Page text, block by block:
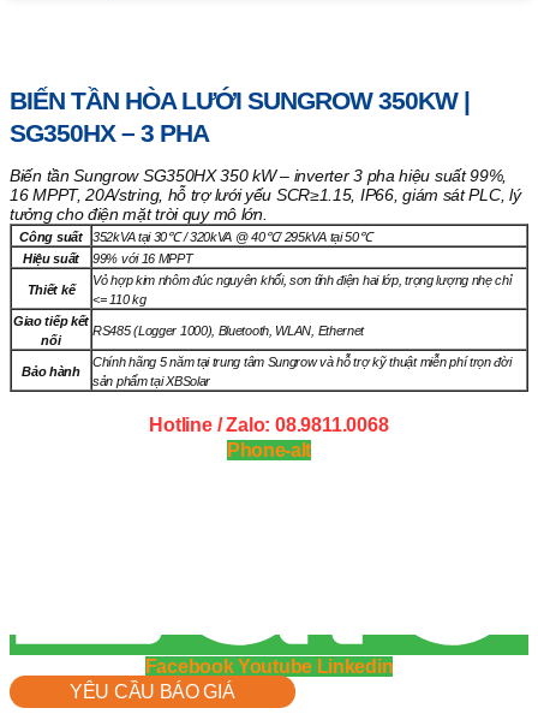
BIẾN TẦN HÒA LƯỚI SUNGROW 350KW |
SG350HX – 3 PHA
Biến tần Sungrow SG350HX 350 kW – inverter 3 pha hiệu suất 99%,
16 MPPT, 20A/string, hỗ trợ lưới yếu SCR≥1.15, IP66, giám sát PLC, lý
tưởng cho điện mặt trời quy mô lớn.
Công suất
352kVA tại 30℃ / 320kVA @ 40℃/ 295kVA tại 50℃
Hiệu suất
99% với 16 MPPT
Thiết kế
Vỏ hợp kim nhôm đúc nguyên khối, sơn tĩnh điện hai lớp, trọng lượng nhẹ chỉ
<= 110 kg
Giao tiếp kết
nối
RS485 (Logger 1000), Bluetooth, WLAN, Ethernet
Bảo hành
Chính hãng 5 năm tại trung tâm Sungrow và hỗ trợ kỹ thuật miễn phí trọn đời
sản phẩm tại XBSolar
Hotline / Zalo: 08.9811.0068
Phone-alt
Facebook Youtube Linkedin
YÊU CẦU BÁO GIÁ